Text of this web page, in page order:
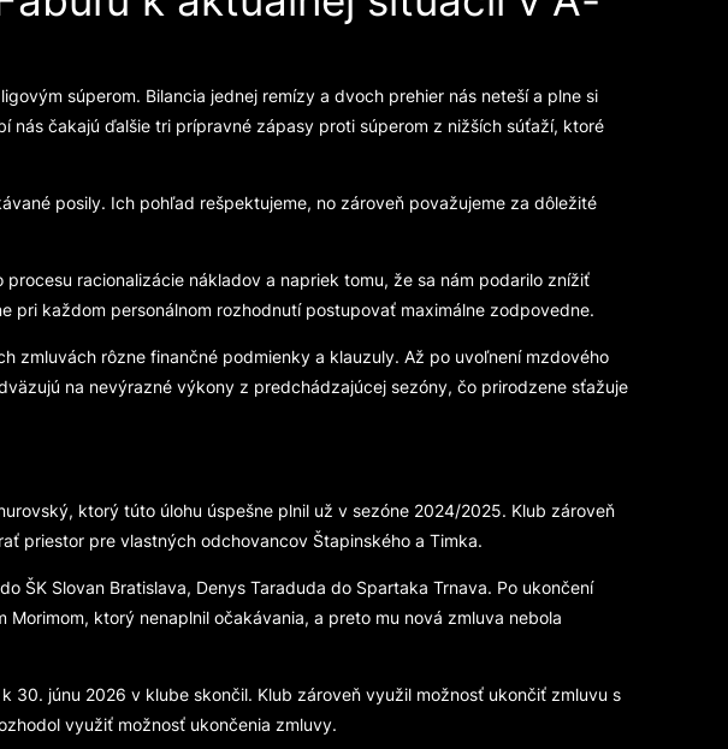
súperom. Bilancia jednej remízy a dvoch prehier nás neteší a plne si
čakajú ďalšie tri prípravné zápasy proti súperom z nižších súťaží, ktoré
posily. Ich pohľad rešpektujeme, no zároveň považujeme za dôležité
racionalizácie nákladov a napriek tomu, že sa nám podarilo znížiť
pri každom personálnom rozhodnutí postupovať maximálne zodpovedne.
zmluvách rôzne finančné podmienky a klauzuly. Až po uvoľnení mzdového
na nevýrazné výkony z predchádzajúcej sezóny, čo prirodzene sťažuje
ktorý túto úlohu úspešne plnil už v sezóne 2024/2025. Klub zároveň
priestor pre vlastných odchovancov Štapinského a Timka.
ŠK Slovan Bratislava, Denys Taraduda do Spartaka Trnava. Po ukončení
ktorý nenaplnil očakávania, a preto mu nová zmluva nebola
júnu 2026 v klube skončil. Klub zároveň využil možnosť ukončiť zmluvu s
využiť možnosť ukončenia zmluvy.